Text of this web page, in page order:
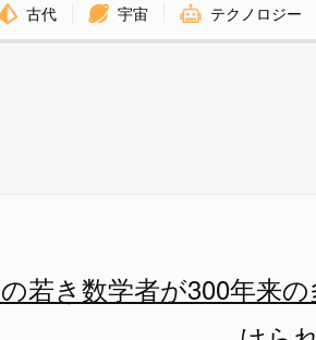
古代 宇宙 テクノロジー
若き数学者が300年来